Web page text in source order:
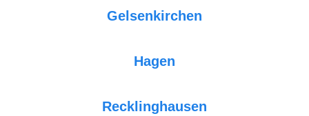
Gelsenkirchen
Hagen
Recklinghausen